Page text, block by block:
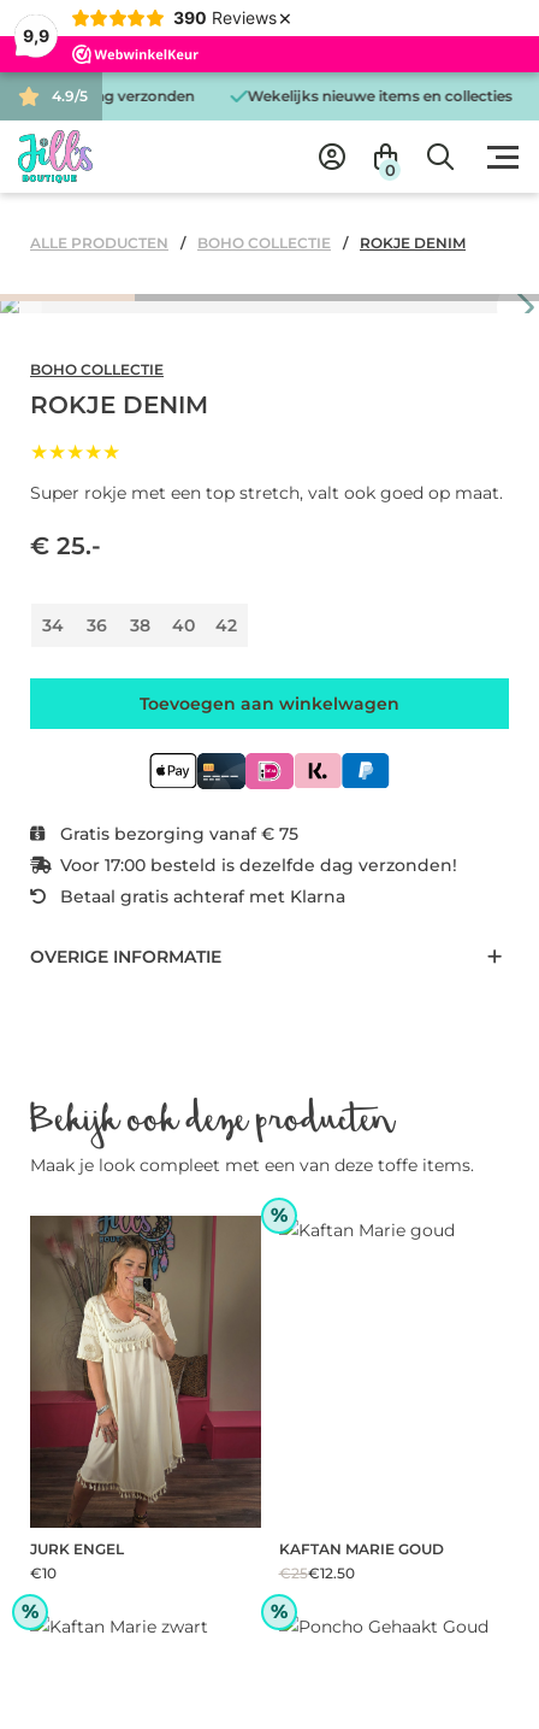
9,9
390 Reviews ×
4.9/5
dezelfde dag verzonden Wekelijks nieuwe items en collecties
0
ALLE PRODUCTEN BOHO COLLECTIE ROKJE DENIM
BOHO COLLECTIE
ROKJE DENIM
★★★★★
Super rokje met een top stretch, valt ook goed op maat.
€ 25.-
34 36 38 40 42
Toevoegen aan winkelwagen
Gratis bezorging vanaf € 75
Voor 17:00 besteld is dezelfde dag verzonden!
Betaal gratis achteraf met Klarna
OVERIGE INFORMATIE
Bekijk ook deze producten
Maak je look compleet met een van deze toffe items.
JURK ENGEL
€10
%
KAFTAN MARIE GOUD
€25€12.50
% %